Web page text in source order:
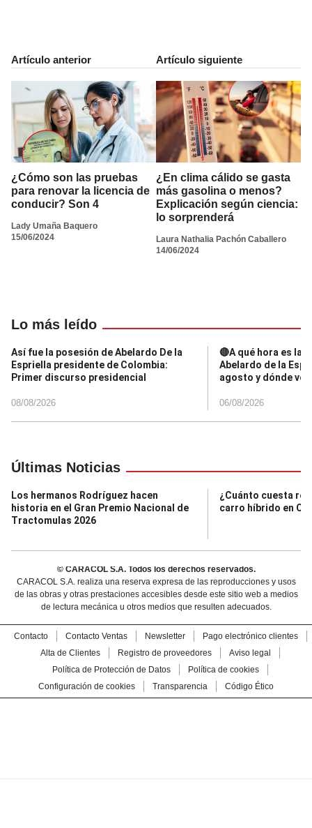
Artículo anterior
¿Cómo son las pruebas
para renovar la licencia de
conducir? Son 4
Lady Umaña Baquero
15/06/2024
Artículo siguiente
¿En clima cálido se gasta
más gasolina o menos?
Explicación según ciencia:
lo sorprenderá
Laura Nathalia Pachón Caballero
14/06/2024
Lo más leído
Así fue la posesión de Abelardo De la
Espriella presidente de Colombia:
Primer discurso presidencial
08/08/2026
🔴A qué hora es la
Abelardo de la
agosto y dónde
06/08/2026
Últimas Noticias
Los hermanos Rodríguez hacen
historia en el Gran Premio Nacional de
Tractomulas 2026
¿Cuánto cuesta
carro híbrido en
© CARACOL S.A. Todos los derechos reservados.
CARACOL S.A. realiza una reserva expresa de las reproducciones y usos
de las obras y otras prestaciones accesibles desde este sitio web a medios
de lectura mecánica u otros medios que resulten adecuados.
Contacto Contacto Ventas Newsletter
Pago electrónico clientes
Alta de Clientes
Registro de proveedores
Aviso legal
Política de Protección de Datos
Política de cookies
Configuración de cookies
Transparencia Código Ético